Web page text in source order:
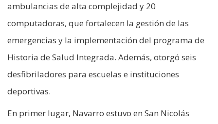
ambulancias de alta complejidad y 20
computadoras, que fortalecen la gestión de las
emergencias y la implementación del programa de
Historia de Salud Integrada. Además, otorgó seis
desfibriladores para escuelas e instituciones
deportivas.
En primer lugar, Navarro estuvo en San Nicolás